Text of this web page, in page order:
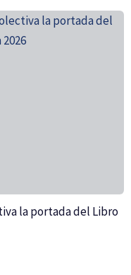
la portada del Libro